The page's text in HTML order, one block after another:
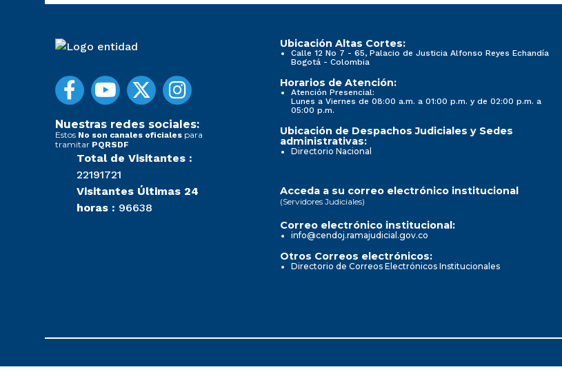
Nuestras redes sociales:
Estos No son canales oficiales para
tramitar PQRSDF
Total de Visitantes :
22191721
Visitantes Últimas 24
horas : 96638
Ubicación Altas Cortes:
Calle 12 No 7 - 65, Palacio de Justicia Alfonso Reyes Echandía
Bogotá - Colombia
Horarios de Atención:
Atención Presencial:
Lunes a Viernes de 08:00 a.m. a 01:00 p.m. y de 02:00 p.m. a
05:00 p.m.
Ubicación de Despachos Judiciales y Sedes
administrativas:
Directorio Nacional
Acceda a su correo electrónico institucional
(Servidores Judiciales)
Correo electrónico institucional:
info@cendoj.ramajudicial.gov.co
Otros Correos electrónicos:
Directorio de Correos Electrónicos Institucionales